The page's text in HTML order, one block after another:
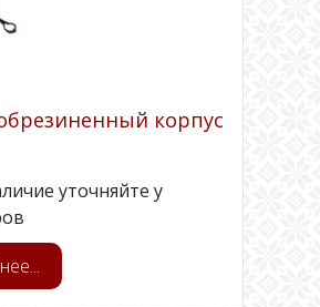
корпус
уточняйте у